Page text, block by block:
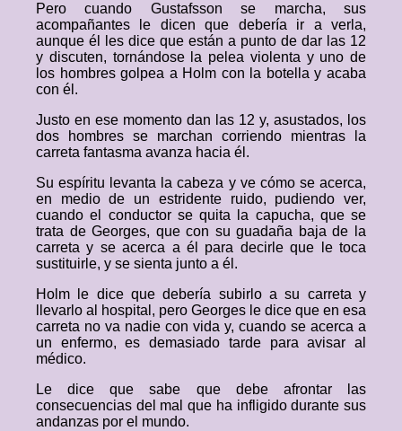
Pero cuando Gustafsson se marcha, sus
acompañantes le dicen que debería ir a verla,
aunque él les dice que están a punto de dar las 12
y discuten, tornándose la pelea violenta y uno de
los hombres golpea a Holm con la botella y acaba
con él.
Justo en ese momento dan las 12 y, asustados, los
dos hombres se marchan corriendo mientras la
carreta fantasma avanza hacia él.
Su espíritu levanta la cabeza y ve cómo se acerca,
en medio de un estridente ruido, pudiendo ver,
cuando el conductor se quita la capucha, que se
trata de Georges, que con su guadaña baja de la
carreta y se acerca a él para decirle que le toca
sustituirle, y se sienta junto a él.
Holm le dice que debería subirlo a su carreta y
llevarlo al hospital, pero Georges le dice que en esa
carreta no va nadie con vida y, cuando se acerca a
un enfermo, es demasiado tarde para avisar al
médico.
Le dice que sabe que debe afrontar las
consecuencias del mal que ha infligido durante sus
andanzas por el mundo.